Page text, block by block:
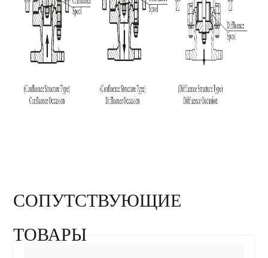
СОПУТСТВУЮЩИЕ
ТОВАРЫ